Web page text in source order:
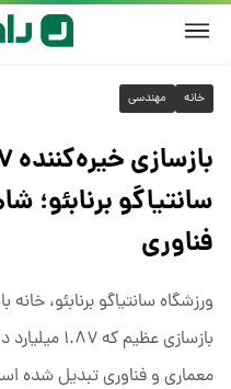
خانه مهندسی
سانتیاگو برنابئو؛
فناوری
ورزشگاه سانتیاگو برنابئو،
بازسازی